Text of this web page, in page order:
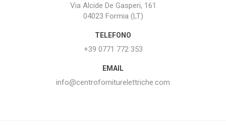
Via Alcide De Gasperi, 161
04023 Formia (LT)
TELEFONO
+39 0771 772 353
EMAIL
info@centroforniturelettriche.com